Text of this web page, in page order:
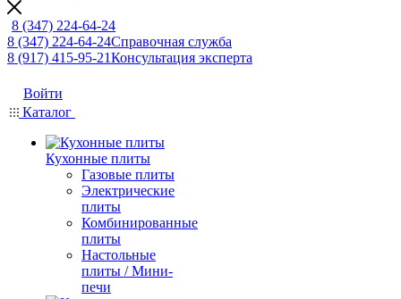
8 (347) 224-64-24
8 (347) 224-64-24Справочная служба
8 (917) 415-95-21Консультация эксперта
Войти
Каталог
Кухонные плиты
Газовые плиты
Электрические
плиты
Комбинированные
плиты
Настольные
плиты / Мини-
печи